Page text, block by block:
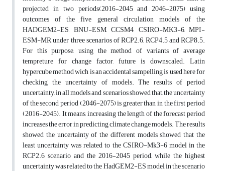
projected in two periods(2016-2045 and 2046-2075) using
outcomes of the five general circulation models of the
HADGEM2-ES, BNU-ESM, CCSM4, CSIRO-MK3-6, MPI-
ESM-MR under three scenarios of RCP2.6, RCP4.5 and RCP8.5.
For this purpose, using the method of variants of average
tempreture for change factor, future is downscaled. Latin
hypercube method wich is an accidental sampelling is used here for
checking the uncertainty of models. The results of period
uncertainty, in all models and scenarios showed that, the uncertainty
of the second period (2046-2075) is greater than in the first period
(2016-2045). It means, increasing the length of the forecast period
increases the error in predicting climate change models. The results
showed the uncertainty of the different models showed that the
least uncertainty was related to the CSIRO-Mk3-6 model in the
RCP2.6 scenario and the 2016-2045 period, while the highest
uncertainty was related to the HadGEM2-ES model in the scenario